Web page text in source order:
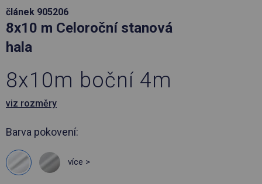
článek 905206
8x10 m Celoroční stanová
hala
8x10m boční 4m
viz rozměry
Barva pokovení:
více >